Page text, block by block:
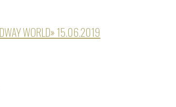
WORLD»15.06.2019